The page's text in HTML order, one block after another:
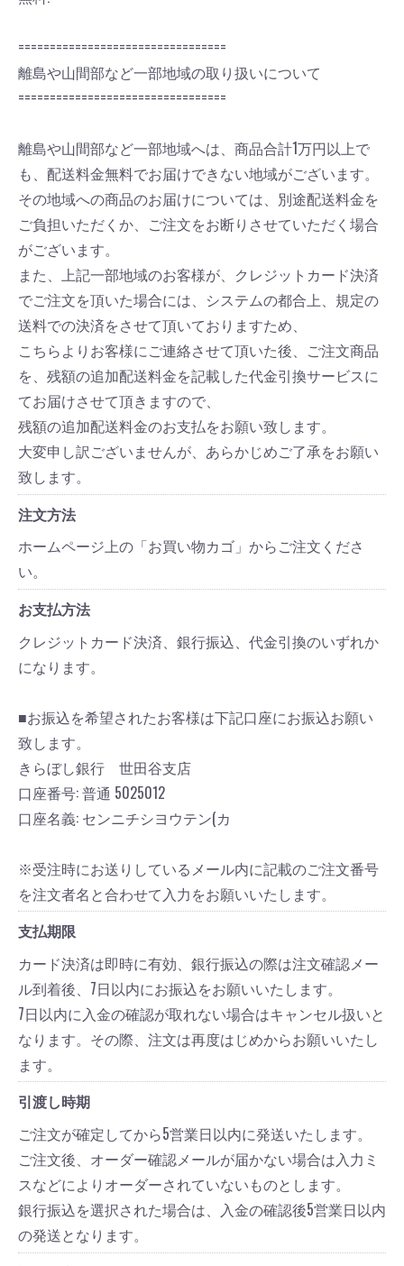
=================================
離島や山間部など一部地域の取り扱いについて
=================================
離島や山間部など一部地域へは、商品合計1万円以上で
も、配送料金無料でお届けできない地域がございます。
その地域への商品のお届けについては、別途配送料金を
ご負担いただくか、ご注文をお断りさせていただく場合
がございます。
また、上記一部地域のお客様が、クレジットカード決済
でご注文を頂いた場合には、システムの都合上、規定の
送料での決済をさせて頂いておりますため、
こちらよりお客様にご連絡させて頂いた後、ご注文商品
を、残額の追加配送料金を記載した代金引換サービスに
てお届けさせて頂きますので、
残額の追加配送料金のお支払をお願い致します。
大変申し訳ございませんが、あらかじめご了承をお願い
致します。
注文方法
ホームページ上の「お買い物カゴ」からご注文くださ
い。
お支払方法
クレジットカード決済、銀行振込、代金引換のいずれか
になります。
■お振込を希望されたお客様は下記口座にお振込お願い
致します。
きらぼし銀行 世田谷支店
口座番号: 普通 5025012
口座名義: センニチシヨウテン(カ
※受注時にお送りしているメール内に記載のご注文番号
を注文者名と合わせて入力をお願いいたします。
支払期限
カード決済は即時に有効、銀行振込の際は注文確認メー
ル到着後、7日以内にお振込をお願いいたします。
7日以内に入金の確認が取れない場合はキャンセル扱いと
なります。その際、注文は再度はじめからお願いいたし
ます。
引渡し時期
ご注文が確定してから5営業日以内に発送いたします。
ご注文後、オーダー確認メールが届かない場合は入力ミ
スなどによりオーダーされていないものとします。
銀行振込を選択された場合は、入金の確認後5営業日以内
の発送となります。